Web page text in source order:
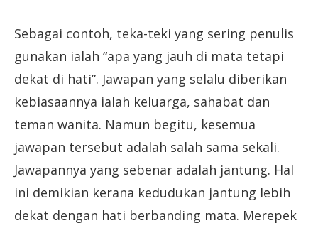
Sebagai contoh, teka-teki yang sering penulis
gunakan ialah “apa yang jauh di mata tetapi
dekat di hati”. Jawapan yang selalu diberikan
kebiasaannya ialah keluarga, sahabat dan
teman wanita. Namun begitu, kesemua
jawapan tersebut adalah salah sama sekali.
Jawapannya yang sebenar adalah jantung. Hal
ini demikian kerana kedudukan jantung lebih
dekat dengan hati berbanding mata. Merepek